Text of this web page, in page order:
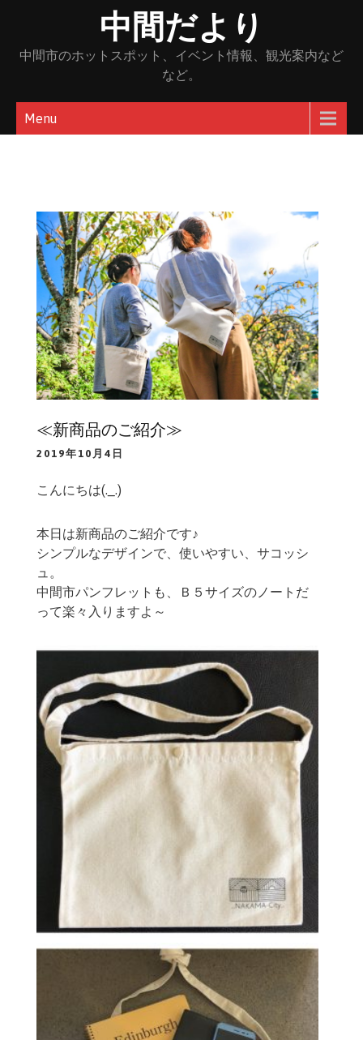
content
中間だより
中間市のホットスポット、イベント情報、観光案内など
など。
Menu
≪新商品のご紹介≫
2019年10月4日
こんにちは(._.)
本日は新商品のご紹介です♪
シンプルなデザインで、使いやすい、サコッシ
ュ。
中間市パンフレットも、Ｂ５サイズのノートだ
って楽々入りますよ～